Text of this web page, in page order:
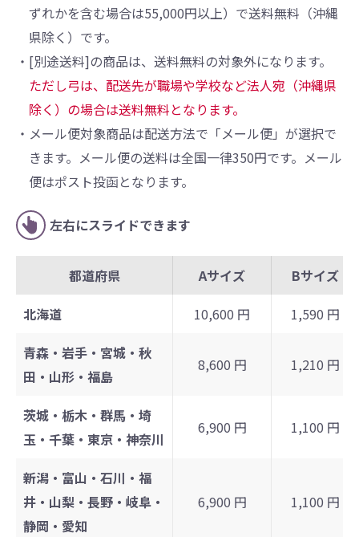
ずれかを含む場合は55,000円以上）で送料無料（沖縄
県除く）です。
・[別途送料]の商品は、送料無料の対象外になります。
ただし弓は、配送先が職場や学校など法人宛（沖縄県
除く）の場合は送料無料となります。
・メール便対象商品は配送方法で「メール便」が選択で
きます。メール便の送料は全国一律350円です。メール
便はポスト投函となります。
左右にスライドできます
都道府県 Aサイズ
Bサイズ
北海道
10,600 円
1,590 円
青森・岩手・宮城・秋
田・山形・福島
8,600 円 1,210 円
茨城・栃木・群馬・埼
玉・千葉・東京・神奈川
6,900 円 1,100 円
新潟・富山・石川・福
井・山梨・長野・岐阜・
静岡・愛知
6,900 円 1,100 円